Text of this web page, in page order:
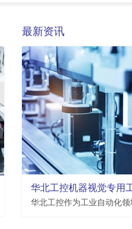
EMB-3512
最新资讯